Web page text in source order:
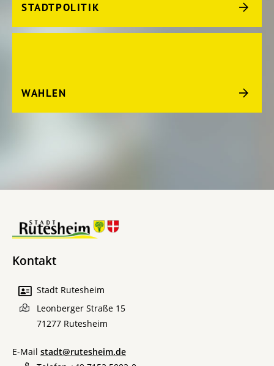
STADTPOLITIK
WAHLEN
Kontakt
Stadt Rutesheim
Leonberger Straße 15
71277 Rutesheim
E-Mail stadt@rutesheim.de